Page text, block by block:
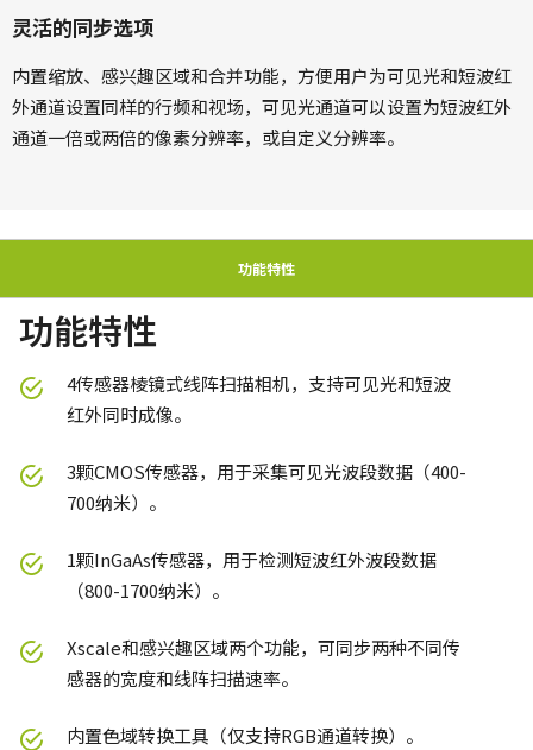
灵活的同步选项
内置缩放、感兴趣区域和合并功能，方便用户为可见光和短波红
外通道设置同样的行频和视场，可见光通道可以设置为短波红外
通道一倍或两倍的像素分辨率，或自定义分辨率。
功能特性
功能特性
4传感器棱镜式线阵扫描相机，支持可见光和短波
红外同时成像。
3颗CMOS传感器，用于采集可见光波段数据（400-
700纳米）。
1颗InGaAs传感器，用于检测短波红外波段数据
（800-1700纳米）。
Xscale和感兴趣区域两个功能，可同步两种不同传
感器的宽度和线阵扫描速率。
内置色域转换工具（仅支持RGB通道转换）。